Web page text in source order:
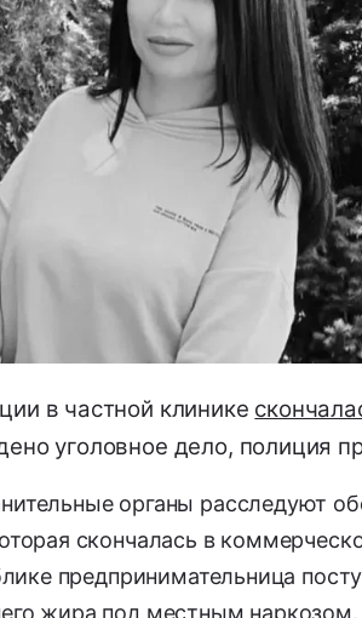
в частной клинике
уголовное дело, полиция
органы расследуют
скончалась в
предпринимательница